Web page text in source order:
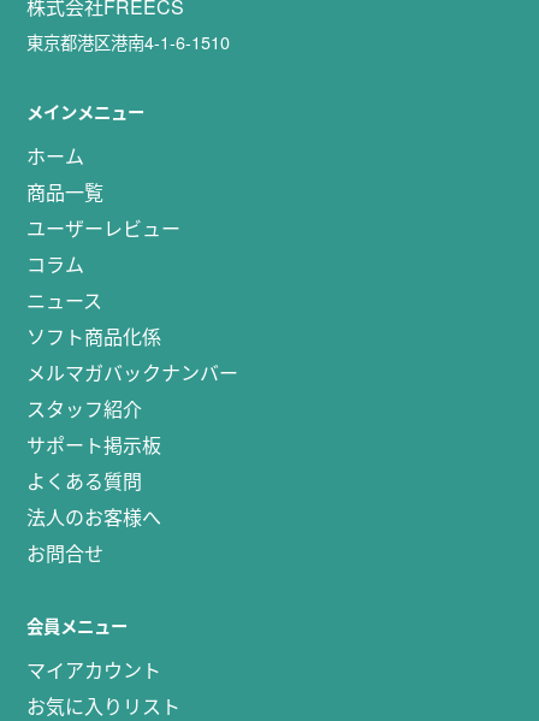
株式会社FREECS
東京都港区港南4-1-6-1510
メインメニュー
ホーム
商品一覧
ユーザーレビュー
コラム
ニュース
ソフト商品化係
メルマガバックナンバー
スタッフ紹介
サポート掲示板
よくある質問
法人のお客様へ
お問合せ
会員メニュー
マイアカウント
お気に入りリスト